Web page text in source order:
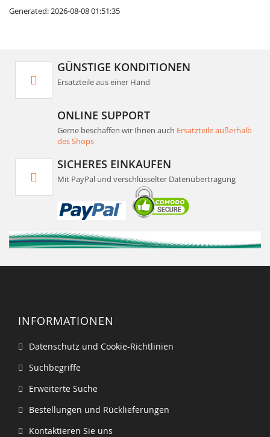
Generated: 2026-08-08 01:51:35
GÜNSTIGE KONDITIONEN
Ersatzteile aus einer Hand
ONLINE SUPPORT
Gerne beschaffen wir Ihnen auch Ersatzteile außerhalb
des Shops
SICHERES EINKAUFEN
Mit PayPal und verschlüsselter Datenübertragung
INFORMATIONEN
Datenschutz und Cookie-Richtlinien
Suchbegriffe
Erweiterte Suche
Bestellungen und Rücklieferungen
Kontaktieren Sie uns